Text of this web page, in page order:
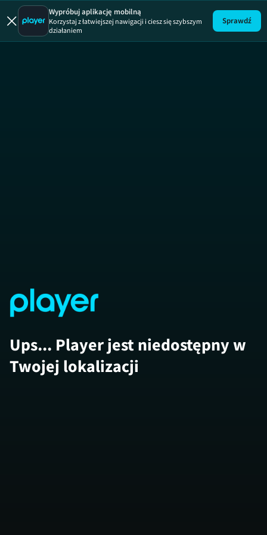
Dobra robota
Wypróbuj aplikację mobilną
Korzystaj z łatwiejszej nawigacji i ciesz się szybszym
działaniem
Sprawdź
Ups... Player jest niedostępny w
Twojej lokalizacji